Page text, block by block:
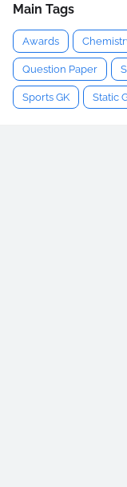
Main Tags
Awards
Question Paper
Sports GK Static